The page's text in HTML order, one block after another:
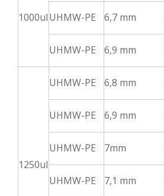
1000ulUHMW-PE
6,7 mm
UHMW-PE
6,9 mm
1250ul
UHMW-PE 6,8 mm
UHMW-PE
6,9 mm
UHMW-PE
7mm
UHMW-PE
7,1 mm